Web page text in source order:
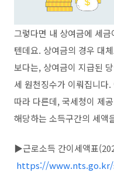
그렇다면 내 상여금에 세
텐데요. 상여금의 경우 대
보다는, 상여금이 지급된
세 원천징수가 이뤄집니다
따라 다른데, 국세청이 제
해당하는 소득구간의 세액
▶근로소득 간이세액표
https://